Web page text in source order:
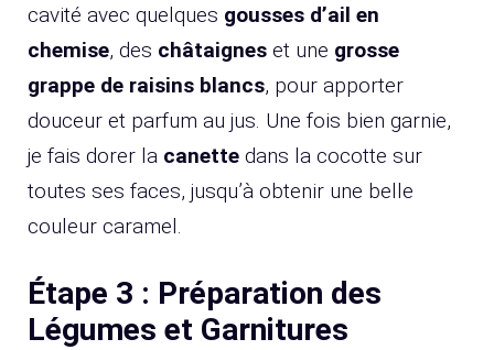
cavité avec quelques gousses d’ail en
chemise, des châtaignes et une grosse
grappe de raisins blancs, pour apporter
douceur et parfum au jus. Une fois bien garnie,
je fais dorer la canette dans la cocotte sur
toutes ses faces, jusqu’à obtenir une belle
couleur caramel.
Étape 3 : Préparation des
Légumes et Garnitures